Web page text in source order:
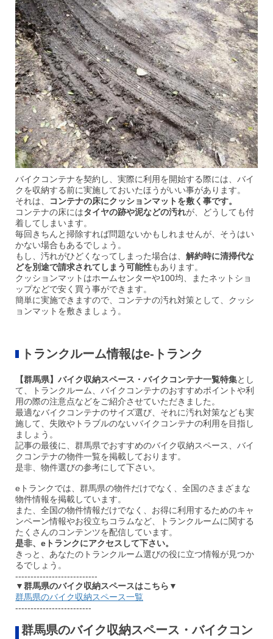
バイクコンテナを契約し、実際に利用を開始する際には、バイ
クを収納する前に実施しておいたほうがいい事があります。
それは、
コンテナの床にクッションマットを敷く事です。
コンテナの床にはタイヤの跡や泥などの汚れが、どうしても付
着してしまいます。
毎回きちんと掃除すれば問題ないかもしれませんが、そうはい
かない場合もあるでしょう。
もし、汚れがひどくなってしまった場合は、 解約時に清掃代な
どを別途で請求されてしまう可能性もあります。
クッションマットはホームセンターや100均、またネットショ
ップなどで安く買う事ができます。
簡単に実施できますので、コンテナの汚れ対策として、クッシ
ョンマットを敷きましょう。
トランクルーム情報はe-トランク
【群馬県】バイク収納スペース・バイクコンテナ一覧特集とし
て、トランクルーム、バイクコンテナのおすすめポイントや利
用の際の注意点などをご紹介させていただきました。
最適なバイクコンテナのサイズ選び、それに汚れ対策なども実
施して、失敗やトラブルのないバイクコンテナの利用を目指し
ましょう。
記事の最後に、群馬県でおすすめのバイク収納スペース、バイ
クコンテナの物件一覧を掲載しております。
是非、物件選びの参考にして下さい。
eトランクでは、群馬県の物件だけでなく、全国のさまざまな
物件情報を掲載しています。
また、全国の物件情報だけでなく、お得に利用するためのキャ
ンペーン情報やお役立ちコラムなど、トランクルームに関する
たくさんのコンテンツを配信しています。
是非、eトランクにアクセスして下さい。
きっと、あなたのトランクルーム選びの役に立つ情報が見つか
るでしょう。
---------------------------
▼群馬県のバイク収納スペースはこちら▼
群馬県のバイク収納スペース一覧
-------------------------
群馬県のバイク収納スペース・バイクコン